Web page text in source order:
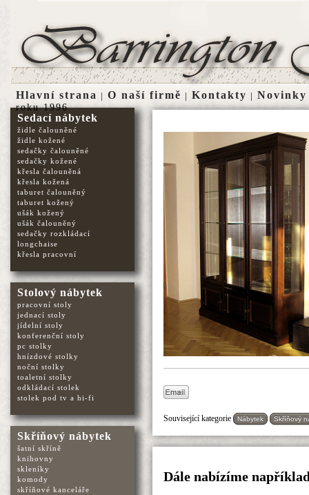
Související kategorie Nábytek Skříňový
Dále nabízíme
Sedací nábytek
židle čalouněné
židle kožené
sedačky čalouněné
sedačky kožené
křesla čalouněná
křesla kožená
taburet čalouněný
taburet kožený
ušák kožený
ušák čalouněný
sedačky rozkládací
longchaise
křesla pracovní
Stolový nábytek
pracovní stoly
jednací stoly
jídelní stoly
konferenční stoly
pc stolky
hnízdové stolky
noční stolky
toaletní stolky
odkládací stolek
stolek pod tv a hi-fi
Skříňový nábytek
šatní skříně
knihovny
skleníky
komody
skříňové kanceláře
Hlavní strana | O naší firmě | Kontakty | Novinky
roku 1996